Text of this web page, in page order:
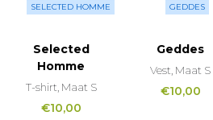
SELECTED HOMME
Selected
Homme
T-shirt, Maat S
€10,00
GEDDES
Geddes
Vest, Maat S
€10,00